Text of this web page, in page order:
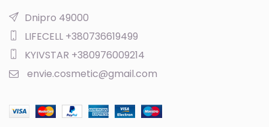
Dnipro 49000
LIFECELL +380736619499
KYIVSTAR +380976009214
envie.cosmetic@gmail.com